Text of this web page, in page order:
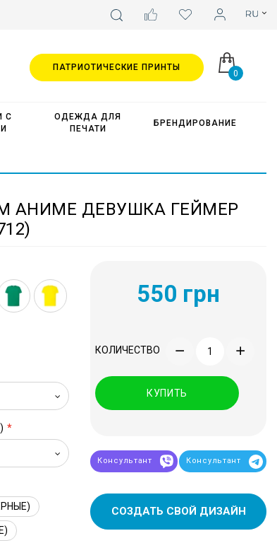
0
С
ОДЕЖДА ДЛЯ
ПЕЧАТИ
БРЕНДИРОВАНИЕ
ПАТРИОТИЧЕСКИЕ ПРИНТЫ
АНИМЕ ДЕВУШКА ГЕЙМЕР
550 грн
КОЛИЧЕСТВО
КУПИТЬ
Консультант Консультант
СОЗДАТЬ СВОЙ ДИЗАЙН